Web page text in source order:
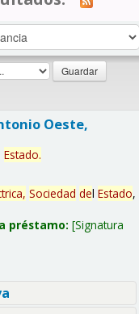
Oeste,
Estado.
Sociedad del Estado,
préstamo: Signatura